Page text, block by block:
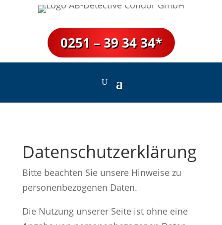
0251 – 39 34 34*
Datenschutz­erklärung­
Bitte beachten Sie unsere Hinweise zu
personenbezogenen Daten.
Die Nutzung unserer Seite ist ohne eine